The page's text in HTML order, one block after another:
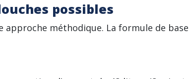
possibles
méthodique. La formule de